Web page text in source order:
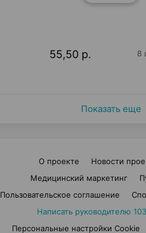
55,50 р. 8
Показать еще
О проекте Новости
Медицинский маркетинг
Пользовательское соглашение
Написать руководителю
Персональные настройки Cookie